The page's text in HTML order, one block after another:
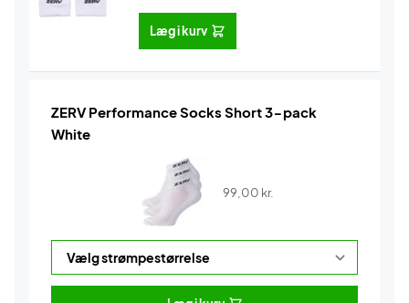
Læg i kurv
ZERV Performance Socks Short 3-pack
White
99,00 kr.